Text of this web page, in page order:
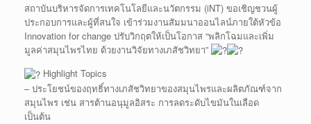
สถาบันบริหารจัดการเทคโนโลยีและนวัตกรรม (iNT) ขอเชิญชวนผู้
ประกอบการและผู้ที่สนใจ เข้าร่วมงานสัมมนาออนไลน์ภายใต้หัวข้อ
Innovation for change ปรับวิกฤตให้เป็นโอกาส “พลิกโฉมและเพิ่ม
มูลค่าสมุนไพรไทย ด้วยงานวิจัยทางเภสัชวิทยา”
Highlight Topics
– ประโยชน์ของฤทธิ์ทางเภสัชวิทยาของสมุนไพรและผลิตภัณฑ์จาก
สมุนไพร เช่น สารต้านอนุมูลอิสระ การลดระดับไขมันในเลือด
เป็นต้น